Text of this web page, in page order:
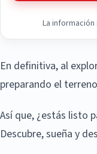
La
En definitiva, al
preparando el
Así que, ¿estás listo
Descubre, sueña y